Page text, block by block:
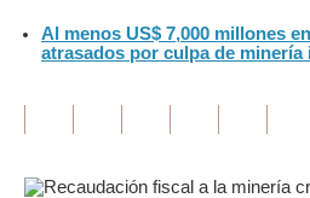
Opinión
Al menos US$ 7,000 millones
atrasados por culpa de minería